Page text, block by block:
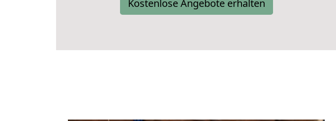
Kostenlose Angebote erhalten